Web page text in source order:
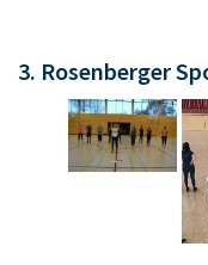
3. Rosenberger